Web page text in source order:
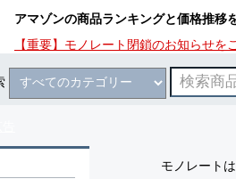
アマゾンの商品ランキングと価格推移
【重要】モノレート閉鎖のお知らせを
モノレート